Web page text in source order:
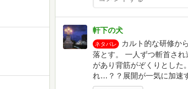
軒下の犬
ネタバレ
カルト的な研修か
落とす。 一人ずつ斬首さ
があり背筋がぞくりとした
れ…？？展開が一気に加速